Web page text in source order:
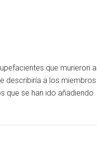
que murieron a
describiría a los miembros
que se han ido añadiendo